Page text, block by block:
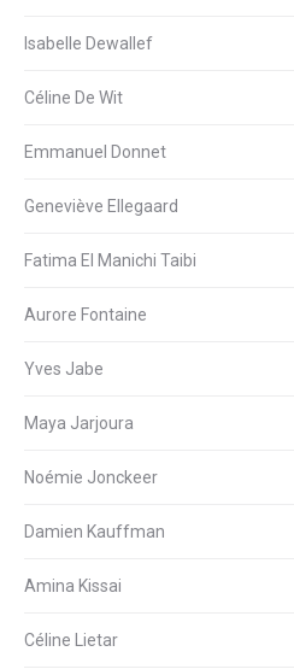
Isabelle Dewallef
Céline De Wit
Emmanuel Donnet
Geneviève Ellegaard
Fatima El Manichi Taibi
Aurore Fontaine
Yves Jabe
Maya Jarjoura
Noémie Jonckeer
Damien Kauffman
Amina Kissai
Céline Lietar